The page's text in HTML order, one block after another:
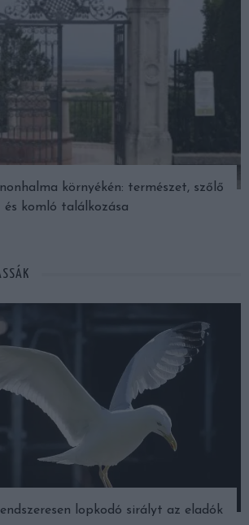
környékén: természet, szőlő
és komló találkozása
lopkodó sirályt az eladók